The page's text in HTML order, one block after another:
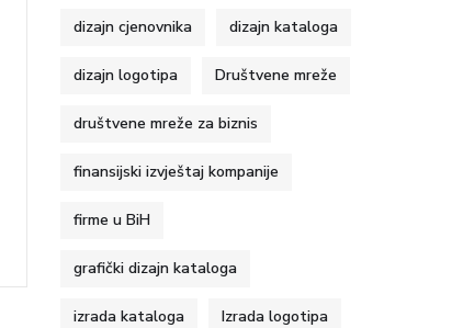
dizajn cjenovnika dizajn kataloga
dizajn logotipa Društvene mreže
društvene mreže za biznis
finansijski izvještaj kompanije
firme u BiH
grafički dizajn kataloga
izrada kataloga Izrada logotipa